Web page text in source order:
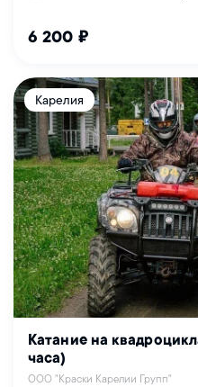
6 200 ₽
Карелия
Катание на
часа)
ООО "Краски Карелии Групп"